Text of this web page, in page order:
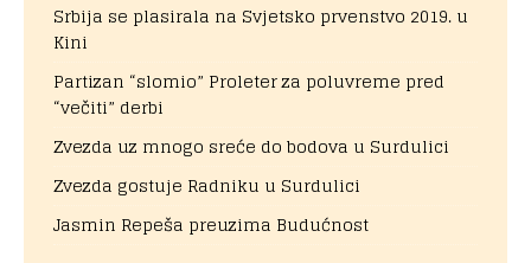
Srbija se plasirala na Svjetsko prvenstvo 2019. u
Kini
Partizan “slomio” Proleter za poluvreme pred
“večiti” derbi
Zvezda uz mnogo sreće do bodova u Surdulici
Zvezda gostuje Radniku u Surdulici
Jasmin Repeša preuzima Budućnost